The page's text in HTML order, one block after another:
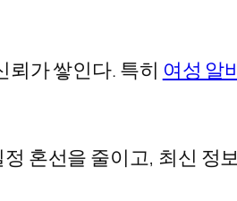
뢰가 쌓인다. 특히 여성 알
혼선을 줄이고, 최신 정